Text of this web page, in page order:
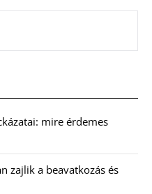
mire érdemes
zajlik a beavatkozás és